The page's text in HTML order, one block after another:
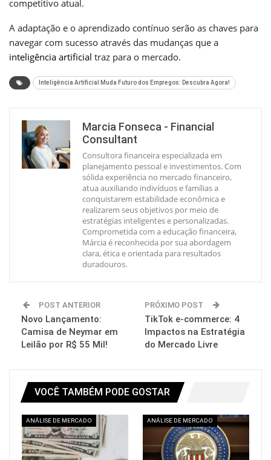
competitivo atual.
A adaptação e o aprendizado contínuo serão as chaves para
navegar com sucesso através das mudanças que a
inteligência artificial traz para o mercado.
Inteligência Artificial Muda Futuro dos Empregos: Descubra Agora!
Marcia Fonseca - Financial
Consultant
Consultora financeira especializada em
planejamento pessoal e investimentos. Com
sólida experiência no mercado financeiro,
atua auxiliando indivíduos e famílias a
conquistarem estabilidade econômica e
realizarem seus objetivos por meio de
estratégias inteligentes e personalizadas.
Comprometida com a educação financeira,
Márcia é reconhecida por sua abordagem
clara, ética e orientada para resultados
duradouros.
POST ANTERIOR
Novo Lançamento:
Camisa de Neymar em
Leilão por R$ 55 Mil!
PRÓXIMO POST
TikTok e-commerce: 4
Impactos na Estratégia
do Mercado Livre
VOCÊ TAMBÉM PODE GOSTAR
ANÁLISE DE MERCADO ANÁLISE DE MERCADO